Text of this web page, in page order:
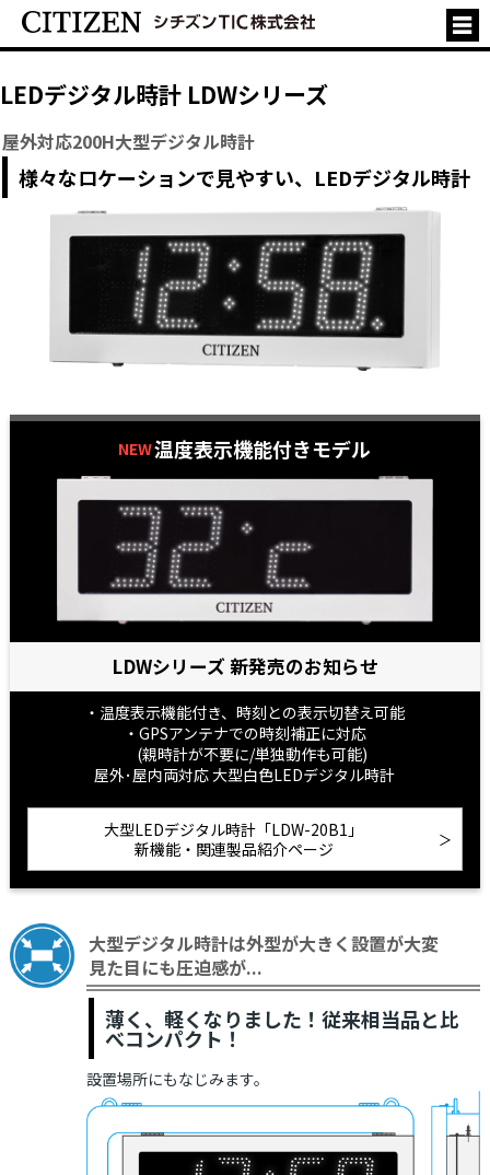
LEDデジタル時計 LDWシリーズ
屋外対応200H大型デジタル時計
様々なロケーションで見やすい、LEDデジタル時計
NEW温度表示機能付きモデル
LDWシリーズ 新発売のお知らせ
・温度表示機能付き、時刻との表示切替え可能
・GPSアンテナでの時刻補正に対応
(親時計が不要に/単独動作も可能)
屋外･屋内両対応 大型白色LEDデジタル時計
大型LEDデジタル時計「LDW-20B1」
新機能・関連製品紹介ページ
大型デジタル時計は外型が大きく設置が大変
見た目にも圧迫感が...
薄く、軽くなりました！従来相当品と比
べコンパクト！
設置場所にもなじみます。